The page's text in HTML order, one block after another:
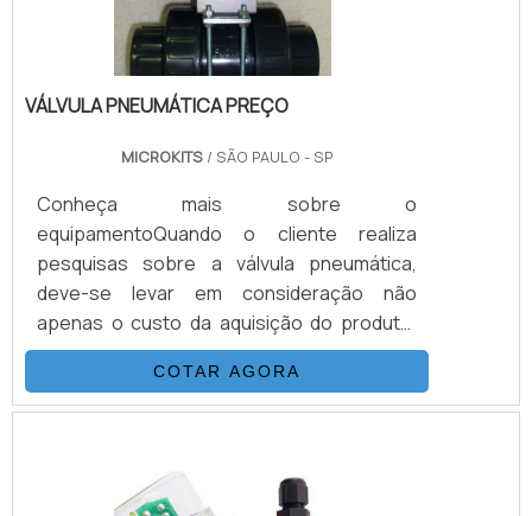
VÁLVULA PNEUMÁTICA PREÇO
MICROKITS/ SÃO PAULO - SP
Conheça mais sobre o
equipamentoQuando o cliente realiza
pesquisas sobre a válvula pneumática,
deve-se levar em consideração não
apenas o custo da aquisição do produto,
mas também toda a qualidade e o respaldo
que o mesmo deve oferecer.O termo
válvula pneumática preço é importante,
analisados, e que são responsáveis por
trazer benefícios e longa vida útil para os
COTAR AGORA